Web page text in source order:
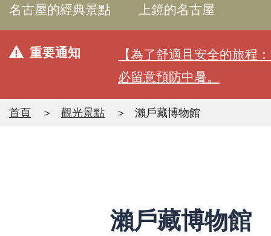
名古屋的經典景點 上鏡的名古屋
重要通知
【為了舒適且安全的旅程
必留意預防中暑。
首頁 觀光景點 瀨戶藏博物館
瀨戶藏博物館